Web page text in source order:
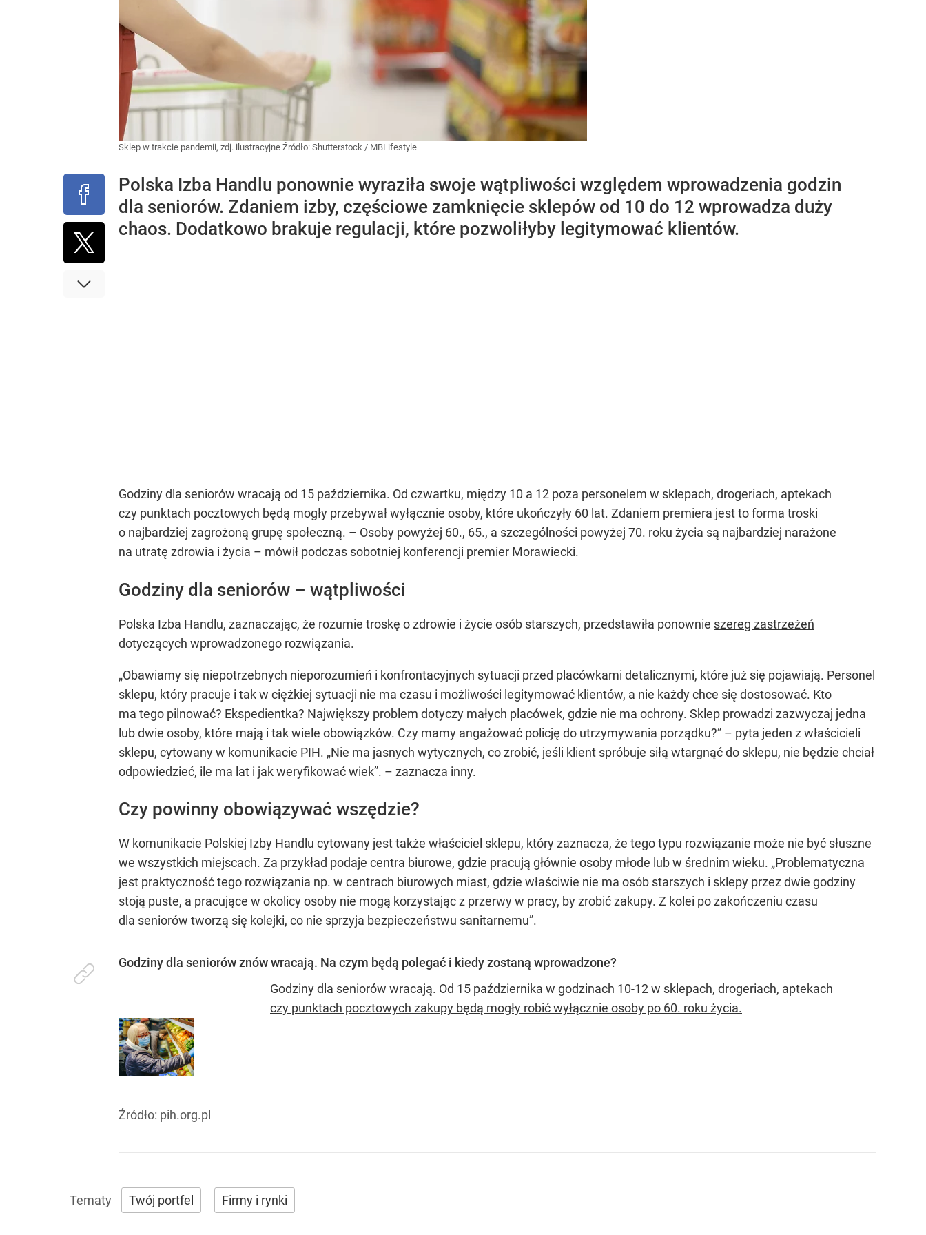
Sklep w trakcie pandemii, zdj. ilustracyjne Źródło: Shutterstock / MBLifestyle
Polska Izba Handlu ponownie wyraziła swoje wątpliwości względem wprowadzenia godzin
dla seniorów. Zdaniem izby, częściowe zamknięcie sklepów od 10 do 12 wprowadza duży
chaos. Dodatkowo brakuje regulacji, które pozwoliłyby legitymować klientów.
Godziny dla seniorów wracają od 15 października. Od czwartku, między 10 a 12 poza personelem w sklepach, drogeriach, aptekach
czy punktach pocztowych będą mogły przebywał wyłącznie osoby, które ukończyły 60 lat. Zdaniem premiera jest to forma troski
o najbardziej zagrożoną grupę społeczną. – Osoby powyżej 60., 65., a szczególności powyżej 70. roku życia są najbardziej narażone
na utratę zdrowia i życia – mówił podczas sobotniej konferencji premier Morawiecki.
Godziny dla seniorów – wątpliwości
Polska Izba Handlu, zaznaczając, że rozumie troskę o zdrowie i życie osób starszych, przedstawiła ponownie szereg zastrzeżeń
dotyczących wprowadzonego rozwiązania.
„Obawiamy się niepotrzebnych nieporozumień i konfrontacyjnych sytuacji przed placówkami detalicznymi, które już się pojawiają. Personel
sklepu, który pracuje i tak w ciężkiej sytuacji nie ma czasu i możliwości legitymować klientów, a nie każdy chce się dostosować. Kto
ma tego pilnować? Ekspedientka? Największy problem dotyczy małych placówek, gdzie nie ma ochrony. Sklep prowadzi zazwyczaj jedna
lub dwie osoby, które mają i tak wiele obowiązków. Czy mamy angażować policję do utrzymywania porządku?” – pyta jeden z właścicieli
sklepu, cytowany w komunikacie PIH. „Nie ma jasnych wytycznych, co zrobić, jeśli klient spróbuje siłą wtargnąć do sklepu, nie będzie chciał
odpowiedzieć, ile ma lat i jak weryfikować wiek”. – zaznacza inny.
Czy powinny obowiązywać wszędzie?
W komunikacie Polskiej Izby Handlu cytowany jest także właściciel sklepu, który zaznacza, że tego typu rozwiązanie może nie być słuszne
we wszystkich miejscach. Za przykład podaje centra biurowe, gdzie pracują głównie osoby młode lub w średnim wieku. „Problematyczna
jest praktyczność tego rozwiązania np. w centrach biurowych miast, gdzie właściwie nie ma osób starszych i sklepy przez dwie godziny
stoją puste, a pracujące w okolicy osoby nie mogą korzystając z przerwy w pracy, by zrobić zakupy. Z kolei po zakończeniu czasu
dla seniorów tworzą się kolejki, co nie sprzyja bezpieczeństwu sanitarnemu”.
Godziny dla seniorów znów wracają. Na czym będą polegać i kiedy zostaną wprowadzone?
Godziny dla seniorów wracają. Od 15 października w godzinach 10-12 w sklepach, drogeriach, aptekach
czy punktach pocztowych zakupy będą mogły robić wyłącznie osoby po 60. roku życia.
Źródło: pih.org.pl
Twój portfel Firmy i rynki